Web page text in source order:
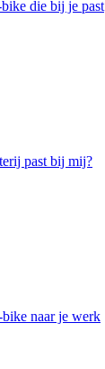
die bij je past
past bij mij?
bike naar je werk